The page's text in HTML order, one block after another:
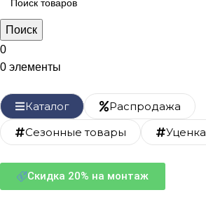
Поиск
0
0 элементы
Каталог
Распродажа
Сезонные товары
Уценка
Скидка 20% на монтаж